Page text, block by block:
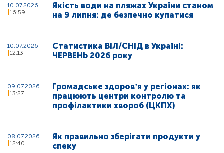
10.07.2026
16:59
Якість води на пляжах України станом
на 9 липня: де безпечно купатися
10.07.2026
12:13
Статистика ВІЛ/СНІД в Україні:
ЧЕРВЕНЬ 2026 року
09.07.2026
13:27
Громадське здоровʼя у регіонах: як
працюють центри контролю та
профілактики хвороб (ЦКПХ)
08.07.2026
12:40
Як правильно зберігати продукти у
спеку